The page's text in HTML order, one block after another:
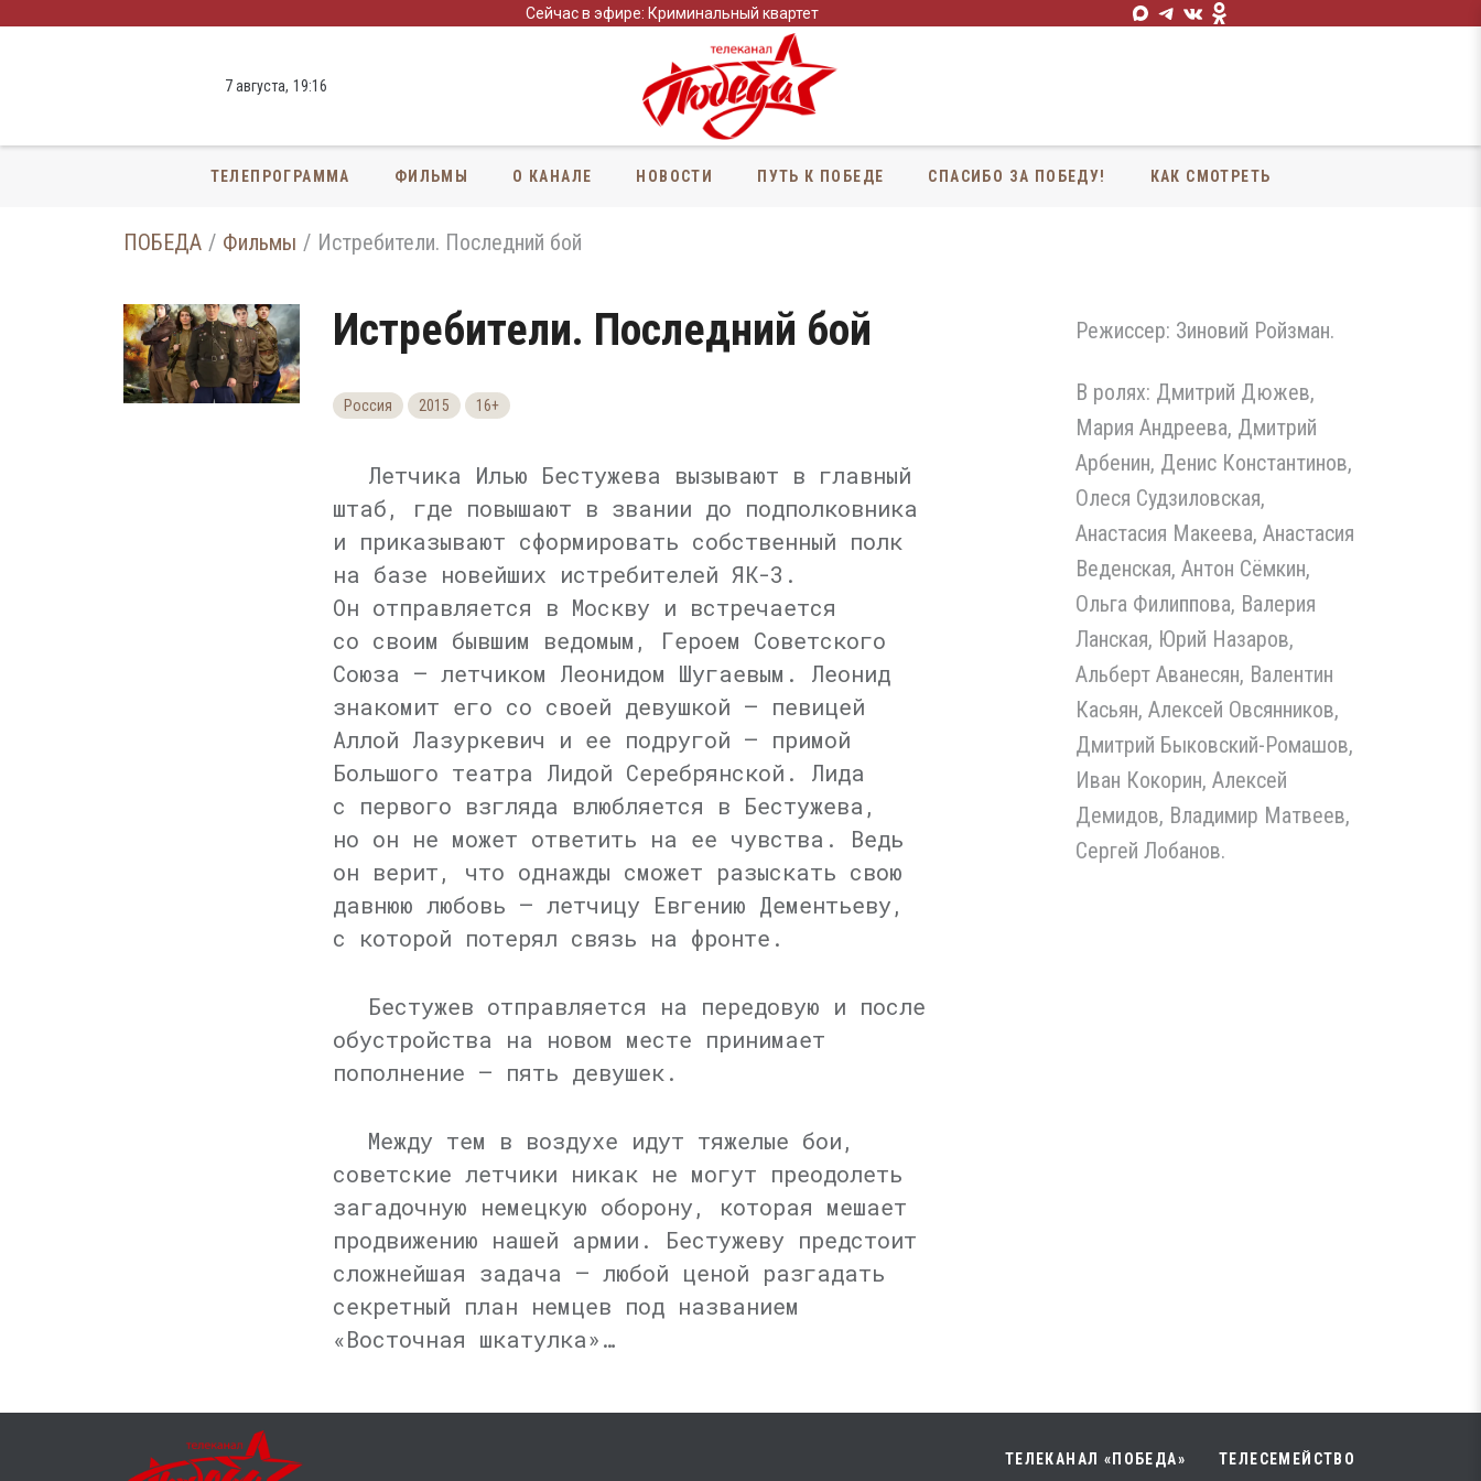
Сейчас в эфире: Криминальный квартет
7 августа, 19:16
ТЕЛЕПРОГРАММА ФИЛЬМЫ О КАНАЛЕ НОВОСТИ ПУТЬ К ПОБЕДЕ СПАСИБО ЗА ПОБЕДУ! КАК СМОТРЕТЬ
ПОБЕДА Фильмы Истребители. Последний бой
Истребители. Последний бой
Россия 2015 16+
Летчика Илью Бестужева вызывают в главный
штаб, где повышают в звании до подполковника
и приказывают сформировать собственный полк
на базе новейших истребителей ЯК-3.
Он отправляется в Москву и встречается
со своим бывшим ведомым, Героем Советского
Союза — летчиком Леонидом Шугаевым. Леонид
знакомит его со своей девушкой — певицей
Аллой Лазуркевич и ее подругой — примой
Большого театра Лидой Серебрянской. Лида
с первого взгляда влюбляется в Бестужева,
но он не может ответить на ее чувства. Ведь
он верит, что однажды сможет разыскать свою
давнюю любовь — летчицу Евгению Дементьеву,
с которой потерял связь на фронте.
Бестужев отправляется на передовую и после
обустройства на новом месте принимает
пополнение — пять девушек.
Между тем в воздухе идут тяжелые бои,
советские летчики никак не могут преодолеть
загадочную немецкую оборону, которая мешает
продвижению нашей армии. Бестужеву предстоит
сложнейшая задача — любой ценой разгадать
секретный план немцев под названием
«Восточная шкатулка»…
Режиссер: Зиновий Ройзман.
В ролях: Дмитрий Дюжев,
Мария Андреева, Дмитрий
Арбенин, Денис Константинов,
Олеся Судзиловская,
Анастасия Макеева, Анастасия
Веденская, Антон Сёмкин,
Ольга Филиппова, Валерия
Ланская, Юрий Назаров,
Альберт Аванесян, Валентин
Касьян, Алексей Овсянников,
Дмитрий Быковский-Ромашов,
Иван Кокорин, Алексей
Демидов, Владимир Матвеев,
Сергей Лобанов.
ТЕЛЕКАНАЛ «ПОБЕДА» ТЕЛЕСЕМЕЙСТВО